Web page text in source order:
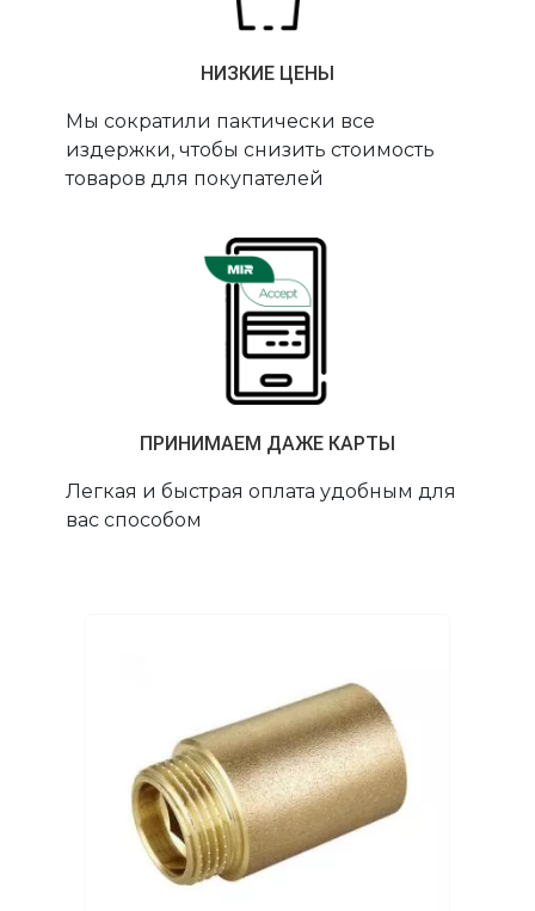
НИЗКИЕ ЦЕНЫ
Мы сократили пактически все
издержки, чтобы снизить стоимость
товаров для покупателей
ПРИНИМАЕМ ДАЖЕ КАРТЫ
Легкая и быстрая оплата удобным для
вас способом